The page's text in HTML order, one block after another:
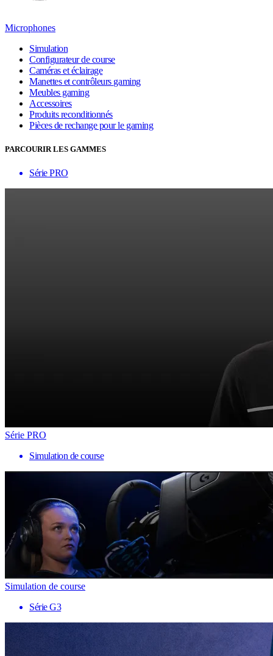
Microphones
Simulation
Configurateur de course
Caméras et éclairage
Manettes et contrôleurs gaming
Meubles gaming
Accessoires
Produits reconditionnés
Pièces de rechange pour le gaming
PARCOURIR LES GAMMES
Série PRO
Série PRO
Simulation de course
Simulation de course
Série G3